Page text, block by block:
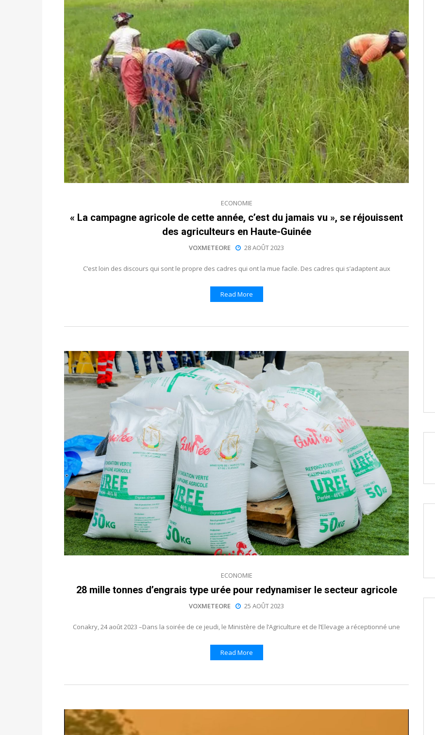
ECONOMIE
« La campagne agricole de cette année, c’est du jamais vu », se réjouissent
des agriculteurs en Haute-Guinée
VOXMETEORE 28 AOÛT 2023
C’est loin des discours qui sont le propre des cadres qui ont la mue facile. Des cadres qui s’adaptent aux
Read More
ECONOMIE
28 mille tonnes d’engrais type urée pour redynamiser le secteur agricole
VOXMETEORE 25 AOÛT 2023
Conakry, 24 août 2023 –Dans la soirée de ce jeudi, le Ministère de l’Agriculture et de l’Elevage a réceptionné une
Read More